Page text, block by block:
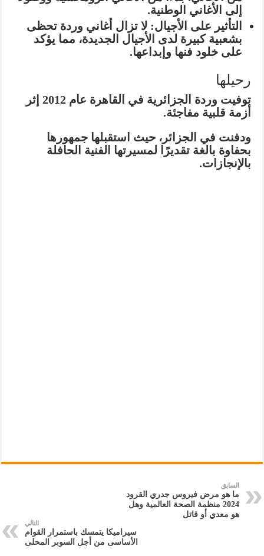
إلى الأغاني الوطنية.
التأثير على الأجيال: لا تزال أغاني وردة تحظى
بشعبية كبيرة لدى الأجيال الجديدة، مما يؤكد
على خلود فنها وإبداعها.
رحيلها
توفيت وردة الجزائرية في القاهرة عام 2012 إثر
أزمة قلبية مفاجئة.
ودفنت في الجزائر، حيث استقبلها جمهورها
بحفاوة بالغة تقديرًا لمسيرتها الفنية الحافلة
بالإنجازات.
السابق
ما هو مرض فيروس جدري القرود
2024 منظمة الصحة العالمية وهل
هو معدي أو قاتل
التالي
سيراميكا يتمسك باستمرار القوام
الأساسى من أجل السوبر المحلى